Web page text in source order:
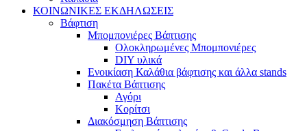
ΚΟΙΝΩΝΙΚΕΣ ΕΚΔΗΛΩΣΕΙΣ
Βάφτιση
Μπομπονιέρες Βάπτισης
Ολοκληρωμένες Μπομπονιέρες
DIY υλικά
Ενοικίαση Καλάθια βάφτισης και άλλα stands
Πακέτα Βάπτισης
Αγόρι
Κορίτσι
Διακόσμηση Βάπτισης